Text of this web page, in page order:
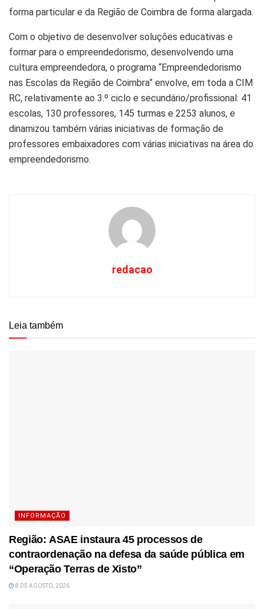
forma particular e da Região de Coimbra de forma alargada.
Com o objetivo de desenvolver soluções educativas e
formar para o empreendedorismo, desenvolvendo uma
cultura empreendedora, o programa “Empreendedorismo
nas Escolas da Região de Coimbra” envolve, em toda a CIM
RC, relativamente ao 3.º ciclo e secundário/profissional: 41
escolas, 130 professores, 145 turmas e 2253 alunos, e
dinamizou também várias iniciativas de formação de
professores embaixadores com várias iniciativas na área do
empreendedorismo.
redacao
Leia também
INFORMAÇÃO
Região: ASAE instaura 45 processos de
contraordenação na defesa da saúde pública em
“Operação Terras de Xisto”
8 DE AGOSTO, 2026